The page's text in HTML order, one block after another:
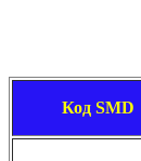
Код SMD